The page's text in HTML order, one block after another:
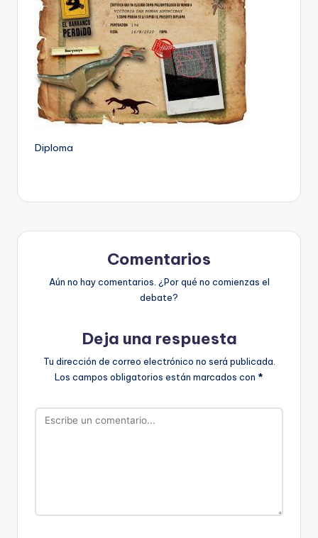
Diploma
Comentarios
Aún no hay comentarios. ¿Por qué no comienzas el
debate?
Deja una respuesta
Tu dirección de correo electrónico no será publicada.
Los campos obligatorios están marcados con *